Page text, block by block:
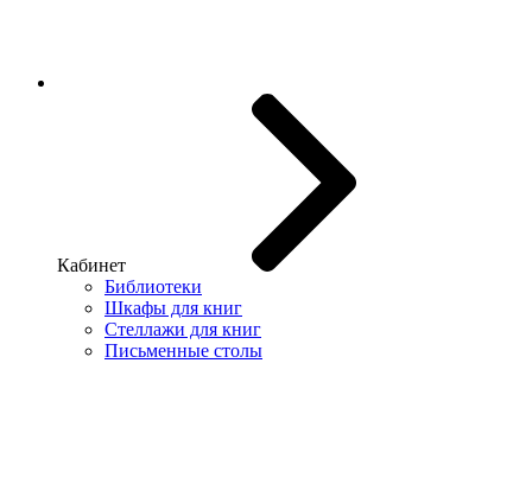
Кабинет
Библиотеки
Шкафы для книг
Стеллажи для книг
Письменные столы